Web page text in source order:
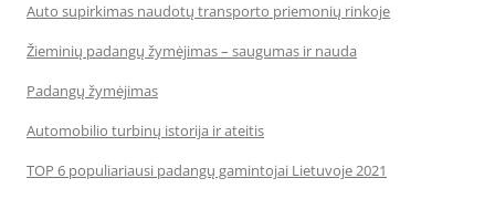
Auto supirkimas naudotų transporto priemonių rinkoje
Žieminių padangų žymėjimas – saugumas ir nauda
Padangų žymėjimas
Automobilio turbinų istorija ir ateitis
TOP 6 populiariausi padangų gamintojai Lietuvoje 2021